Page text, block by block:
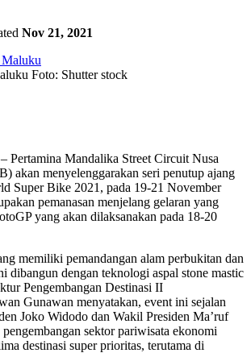
Nov 21, 2021
Foto: Shutter stock
Pertamina Mandalika Street Circuit Nusa
akan menyelenggarakan seri penutup ajang
Super Bike 2021, pada 19-21 November
pemanasan menjelang gelaran yang
yang akan dilaksanakan pada 18-20
memiliki pemandangan alam perbukitan dan
dibangun dengan teknologi aspal stone mastic
Pengembangan Destinasi II
Gunawan menyatakan, event ini sejalan
Joko Widodo dan Wakil Presiden Ma’ruf
sektor pariwisata ekonomi
destinasi super prioritas, terutama di